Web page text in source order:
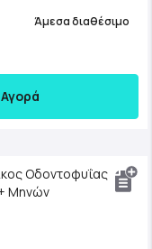
Άμεσα διαθέσιμο
Αγορά